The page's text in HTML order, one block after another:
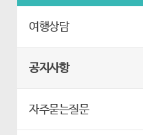
여행상담
공지사항
자주묻는질문